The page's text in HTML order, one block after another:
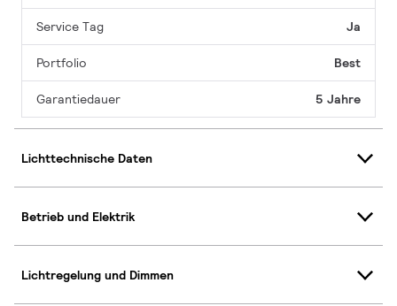
Service Tag Ja
Portfolio Best
Garantiedauer 5 Jahre
Lichttechnische Daten
Betrieb und Elektrik
Lichtregelung und Dimmen